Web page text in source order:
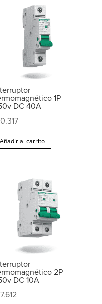
1P
DC 40A
Añadir al carrito
2P
DC 10A